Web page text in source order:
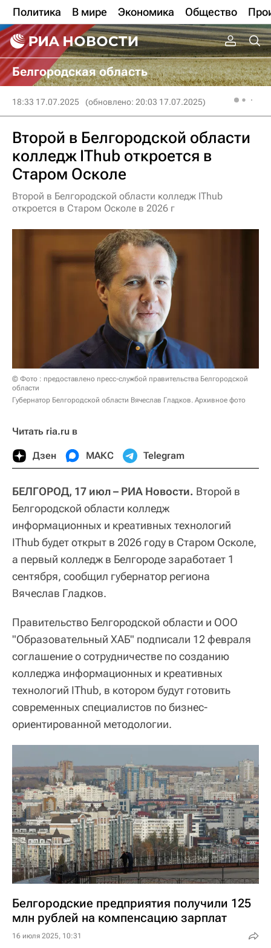
Политика В мире Экономика Общество
Белгородская область
18:33 17.07.2025 (обновлено: 20:03 17.07.2025)
Второй в Белгородской области
колледж IThub откроется в
Старом Осколе
Второй в Белгородской области колледж IThub
откроется в Старом Осколе в 2026 г
© Фото : предоставлено пресс-службой правительства Белгородской
области
Губернатор Белгородской области Вячеслав Гладков. Архивное фото
Читать ria.ru в
Дзен МАКС Telegram
БЕЛГОРОД, 17 июл – РИА Новости. Второй в
Белгородской области колледж
информационных и креативных технологий
IThub будет открыт в 2026 году в Старом Осколе,
а первый колледж в Белгороде заработает 1
сентября, сообщил губернатор региона
Вячеслав Гладков.
Правительство Белгородской области и ООО
"Образовательный ХАБ" подписали 12 февраля
соглашение о сотрудничестве по созданию
колледжа информационных и креативных
технологий IThub, в котором будут готовить
современных специалистов по бизнес-
ориентированной методологии.
Белгородские предприятия получили 125
млн рублей на компенсацию зарплат
16 июля 2025, 10:31